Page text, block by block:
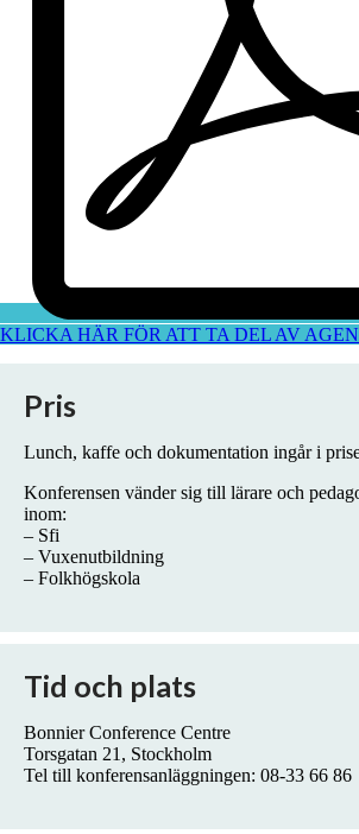
KLICKA HÄR FÖR ATT TA DEL AV
Pris
Lunch, kaffe och dokumentation ingår i
Konferensen vänder sig till lärare och
inom:
– Sfi
– Vuxenutbildning
– Folkhögskola
Tid och plats
Bonnier Conference Centre
Torsgatan 21, Stockholm
Tel till konferensanläggningen: 08-33 66 86